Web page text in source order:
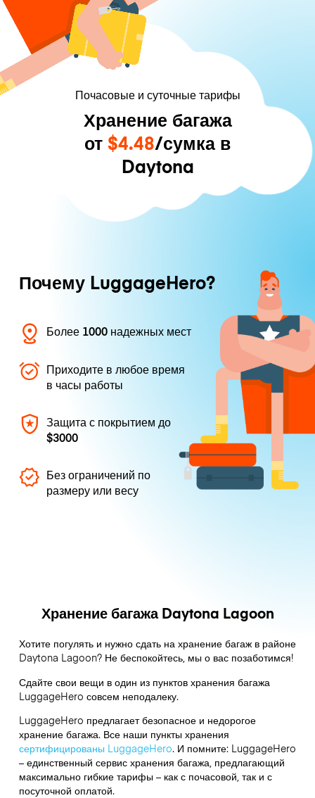
Почасовые и суточные тарифы
Хранение багажа
от $4.48/сумка в
Daytona
Почему LuggageHero?
Более 1000 надежных мест
Приходите в любое время
в часы работы
Защита с покрытием до
$3000
Без ограничений по
размеру или весу
Хранение багажа Daytona Lagoon
Хотите погулять и нужно сдать на хранение багаж в районе
Daytona Lagoon? Не беспокойтесь, мы о вас позаботимся!
Сдайте свои вещи в один из пунктов хранения багажа
LuggageHero совсем неподалеку.
LuggageHero предлагает безопасное и недорогое
хранение багажа. Все наши пункты хранения
сертифицированы LuggageHero. И помните: LuggageHero
– единственный сервис хранения багажа, предлагающий
максимально гибкие тарифы – как с почасовой, так и с
посуточной оплатой.